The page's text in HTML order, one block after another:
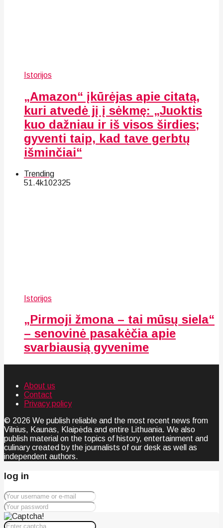
Istorijos
„Amazon“ įkūrėjas apie citatą,
kuri atvedė jį į sėkmę: „Juoktis
kuo dažniau ir iš visos širdies;
gyventi taip, kad tave gerbtų
išminčiai“
Trending
51.4k102325
Istorijos
„Pirmoji žmona – tai mūsų siela“
– senovinė pasakėčia apie
svarbiausią gyvenime
About us
Contact
Privacy policy
© 2026 We publish reliable and the most recent news from
Vilnius, Kaunas, Klaipėda and entire Lithuania. We also
publish material on the topics of history, entertainment and
culinary created by the journalists of our desk as well as
independent authors.
log in